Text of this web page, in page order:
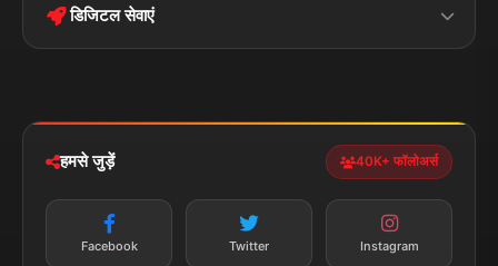
Privacy Policy
पॉलिटिकल झारखण्ड
डिजिटल सेवाएं
न्यूज़ अलर्ट
हमसे जुड़ें 40K+ फॉलोअर्स
Facebook Twitter Instagram